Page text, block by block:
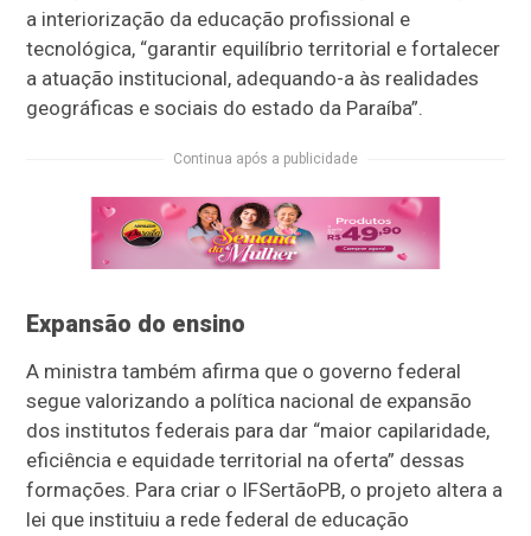
a interiorização da educação profissional e
tecnológica, “garantir equilíbrio territorial e fortalecer
a atuação institucional, adequando-a às realidades
geográficas e sociais do estado da Paraíba”.
Continua após a publicidade
Expansão do ensino
A ministra também afirma que o governo federal
segue valorizando a política nacional de expansão
dos institutos federais para dar “maior capilaridade,
eficiência e equidade territorial na oferta” dessas
formações. Para criar o IFSertãoPB, o projeto altera a
lei que instituiu a rede federal de educação